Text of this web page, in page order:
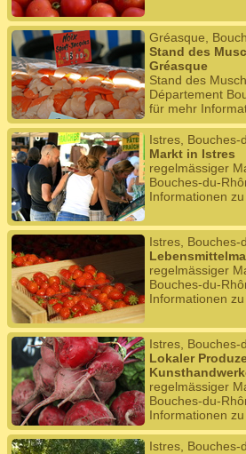
Gréasque,
Stand des
Gréasque
Stand des
Département
für mehr
Istres, Bouches-
Markt in Istres
regelmässiger
Bouches-du-
Informationen
Istres, Bouches-
regelmässiger
Bouches-du-
Informationen
Istres, Bouches-
Lokaler
regelmässiger
Bouches-du-
Informationen
Istres, Bouches-